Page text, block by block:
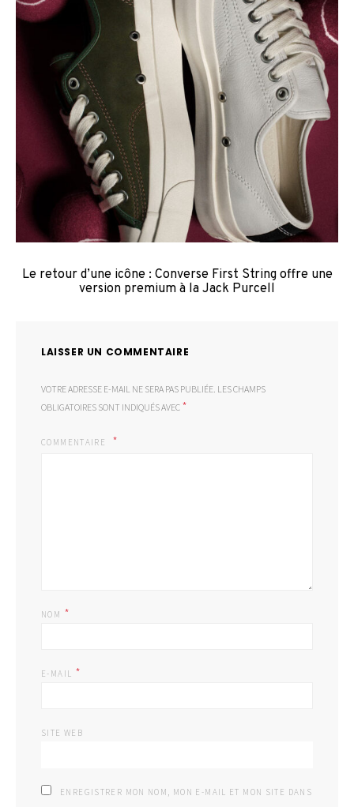
Le retour d’une icône : Converse First String offre une
version premium à la Jack Purcell
LAISSER UN COMMENTAIRE
VOTRE ADRESSE E-MAIL NE SERA PAS PUBLIÉE. LES CHAMPS
OBLIGATOIRES SONT INDIQUÉS AVEC *
COMMENTAIRE
NOM *
E-MAIL *
SITE WEB
ENREGISTRER MON NOM, MON E-MAIL ET MON SITE DANS